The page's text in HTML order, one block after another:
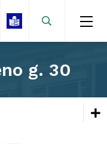
g. 30